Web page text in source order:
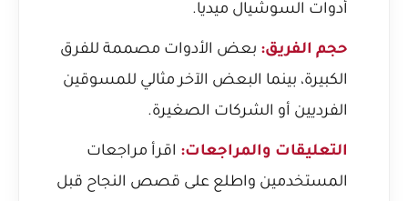
أدوات السوشيال ميديا.
حجم الفريق: بعض الأدوات مصممة للفرق
الكبيرة، بينما البعض الآخر مثالي للمسوقين
الفرديين أو الشركات الصغيرة.
التعليقات والمراجعات: اقرأ مراجعات
المستخدمين واطلع على قصص النجاح قبل